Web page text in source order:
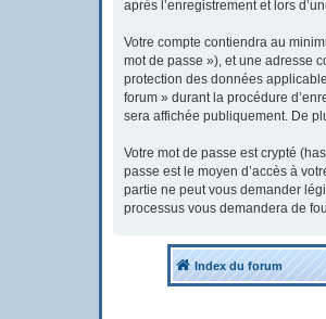
après l’enregistrement et lors
Votre compte contiendra au
mot de passe »), et une adresse
protection des données
forum » durant la procédure
sera affichée publiquement. De
Votre mot de passe est crypté
passe est le moyen d’accès à
partie ne peut vous demander
processus vous demandera de
Index du forum